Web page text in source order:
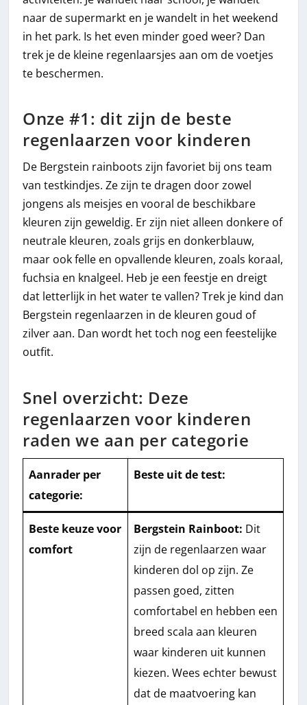
naar de supermarkt en je wandelt in het weekend
in het park. Is het even minder goed weer? Dan
trek je de kleine regenlaarsjes aan om de voetjes
te beschermen.
Onze #1: dit zijn de beste
regenlaarzen voor kinderen
De Bergstein rainboots zijn favoriet bij ons team
van testkindjes. Ze zijn te dragen door zowel
jongens als meisjes en vooral de beschikbare
kleuren zijn geweldig. Er zijn niet alleen donkere of
neutrale kleuren, zoals grijs en donkerblauw,
maar ook felle en opvallende kleuren, zoals koraal,
fuchsia en knalgeel. Heb je een feestje en dreigt
dat letterlijk in het water te vallen? Trek je kind dan
Bergstein regenlaarzen in de kleuren goud of
zilver aan. Dan wordt het toch nog een feestelijke
outfit.
Snel overzicht: Deze
regenlaarzen voor kinderen
raden we aan per categorie
Aanrader per
categorie:
Beste uit de test:
Beste keuze voor
comfort
Bergstein Rainboot: Dit
zijn de regenlaarzen waar
kinderen dol op zijn. Ze
passen goed, zitten
comfortabel en hebben een
breed scala aan kleuren
waar kinderen uit kunnen
kiezen. Wees echter bewust
dat de maatvoering kan